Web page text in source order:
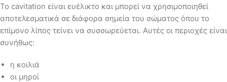
Το cavitation είναι ευέλικτο και μπορεί να χρησιμοποιηθεί
αποτελεσματικά σε διάφορα σημεία του σώματος όπου το
επίμονο λίπος τείνει να συσσωρεύεται. Αυτές οι περιοχές είναι
συνήθως:
η κοιλιά
οι μηροί